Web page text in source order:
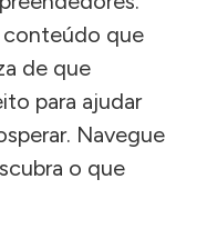
que
de que
para ajudar
Navegue
o que